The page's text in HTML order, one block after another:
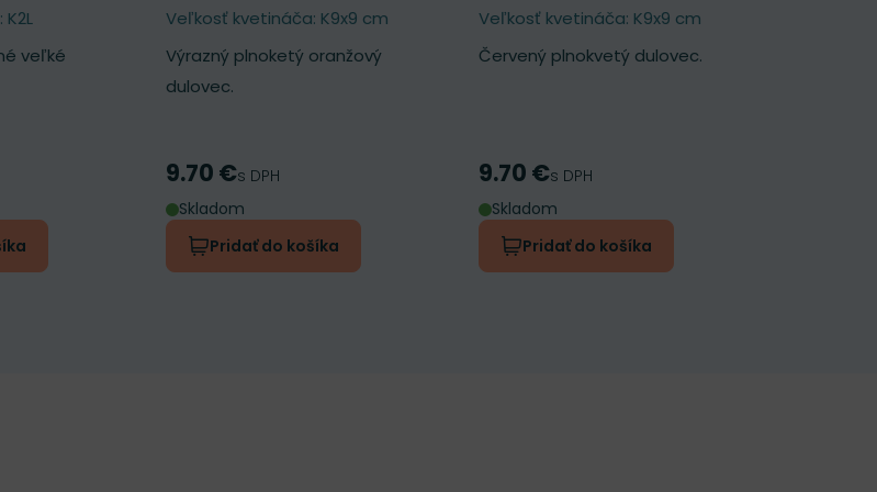
veľké
Veľkosť kvetináča: K9x9 cm
Výrazný plnoketý oranžový
dulovec.
Cena
9.70 €s DPH
Skladom
Pridať do košíka
Veľkosť kvetináča: K9x9 cm
Červený plnokvetý dulovec.
Cena
9.70 €s DPH
Skladom
Pridať do košíka